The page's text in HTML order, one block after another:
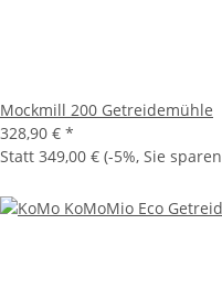
Mockmill 200 Getreidemühle
328,90 € *
Statt 349,00 € (-5%, Sie sparen